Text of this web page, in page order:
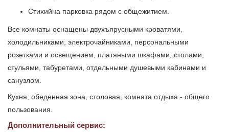
Стихийна парковка рядом с общежитием.
Все комнаты оснащены двухъярусными кроватями,
холодильниками, электрочайниками, персональными
розетками и освещением, платяными шкафами, столами,
стульями, табуретами, отдельными душевыми кабинами и
санузлом.
Кухня, обеденная зона, столовая, комната отдыха - общего
пользования.
Дополнительный сервис: